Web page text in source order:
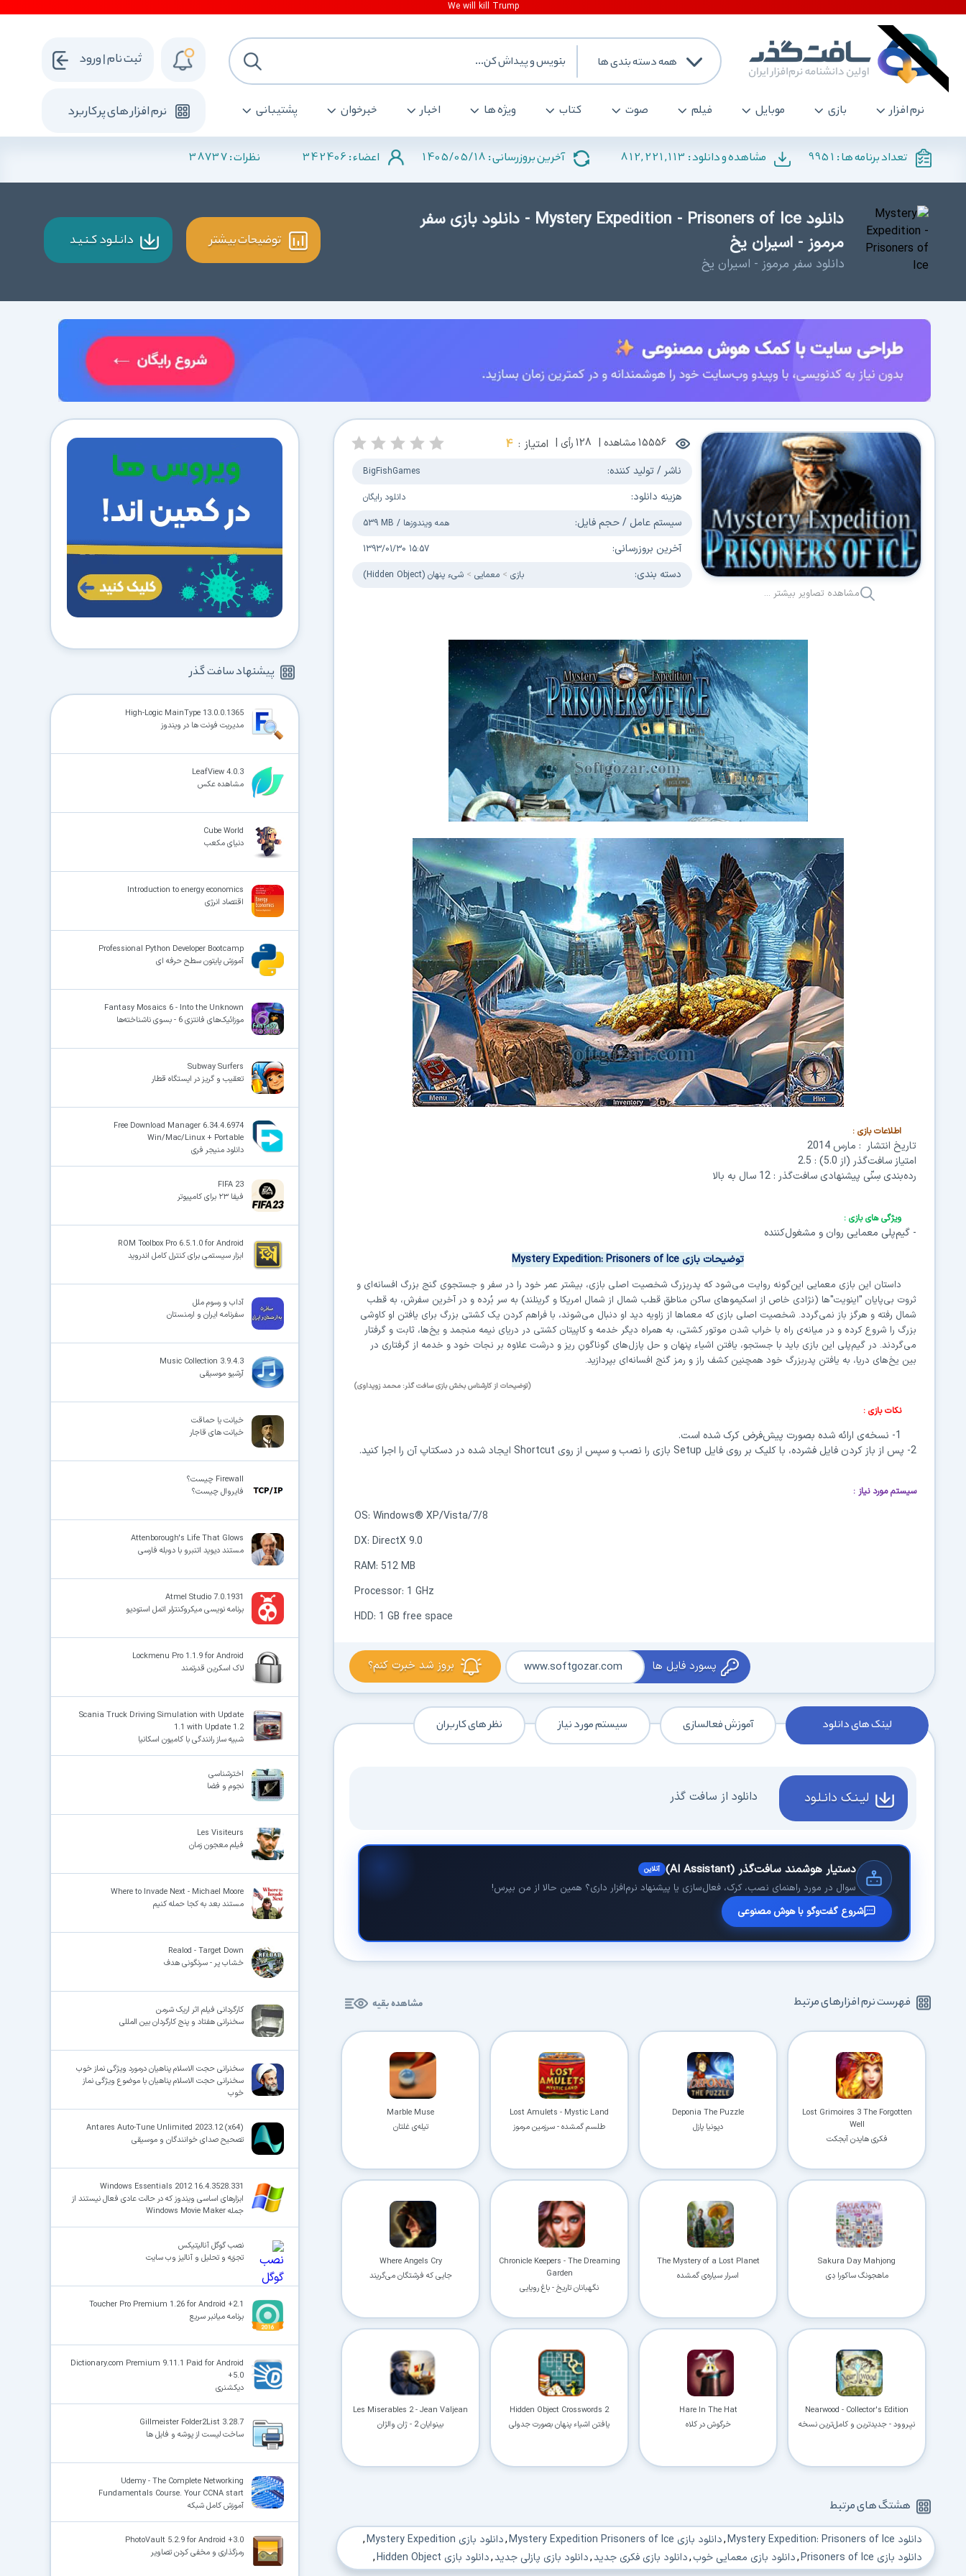
همه دسته بندی ها
نرم افزار بازی موبایل فیلم صوت کتاب ویژه ها اخبار خبرخوان پشتیبانی نرم افزار های پرکاربرد
ثبت نام | ورود
تعداد برنامه ها : 9951 مشاهده و دانلود : 812,221,113 آخرین بروزرسانی : 1405/05/18 اعضاء : 342406 نظرات :38737
دانلود Mystery Expedition - Prisoners of Ice - دانلود بازی سفر
مرموز - اسیران یخ
دانلود سفر مرموز - اسیران یخ
توضیحات بیشتر دانـلـود کـنـیـد
مشاهده تصاویر بیشتر ...
15556مشاهده | 128رأی | امتیاز : 4
ناشر / تولید کننده: BigFishGames
هزینه دانلود: دانلود رایگان
سیستم عامل / حجم فایل: 539 MB / همه ویندوزها
آخرین بروزرسانی: 1393/01/30 15:57
دسته بندی: بازی معمایی شیء پنهان (Hidden Object)
اطلاعات بازی :
تاریخ انتشار : مارس 2014
امتیاز سافت‌گذر (از 5.0) : 2.5
رده‌بندی سِنّی پیشنهادی سافت‌گذر : 12 سال به بالا
ویژگی های بازی :
- گیم‌پلی معمایی روان و مشغول‌کننده
توضیحات بازی Mystery Expedition: Prisoners of Ice
داستان این بازی معمایی این‌گونه روایت می‌شود که پدربزرگ شخصیت اصلی بازی، بیشتر عمر خود را در سفر و جستجوی گنج بزرگ افسانه‌ای و
ثروت بی‌پایان "اینویت"‌ها (نژادی خاص از اسکیموهای ساکن مناطق قطب شمال از شمال امریکا و گرینلند) به سر بُرده و در آخرین سفرش، به قطب
شمال رفته و هرگز باز نمی‌گردد. شخصیت اصلی بازی که معماها از زاویه دید او دنبال می‌شوند، با فراهم کردن یک کشتی بزرگ برای یافتن او کاوشی
بزرگ را شروع کرده و در میانه‌ی راه با خراب شدن موتور کشتی، به همراه دیگر خدمه و کاپیتان کشتی در دریای نیمه منجمد و یخ‌ها، ثابت و گرفتار
می‌گردند. در گیم‌پلی این بازی باید با جستجو، یافتن اشیاء پنهان و حل پازل‌های گوناگونِ ریز و درشت علاوه بر نجات خود و خدمه از گرفتاری در
بین یخ‌های دریا، به یافتن پدربزرگ خود همچنین کشف راز و رمز گنج افسانه‌ای بپردازید.
(توضیحات از کارشناس بخش بازی سافت گذر: محمد زویداوی)
نکات بازی :
1- نسخه‌ی ارائه شده بصورت پیش‌فرض کرک شده است.
2- پس از باز کردن فایل‌ فشرده، با کلیک بر روی فایل
Setup بازی را نصب و سپس از روی Shortcut ایجاد شده در دسکتاپ آن را اجرا کنید.
سیستم مورد نیاز :
OS: Windows® XP/Vista/7/8
DX: DirectX 9.0
RAM: 512 MB
Processor: 1 GHz
HDD: 1 GB free space
بروز شد خبرت کنم؟ پسورد فایل ها www.softgozar.com
لینک های دانلود آموزش فعالسازی سیستم مورد نیاز نظر های کاربران
لیـنـک دانـلـود دانلود از سافت گذر
دستیار هوشمند سافت‌گذر (AI Assistant) آنلاین
سوال در مورد راهنمای نصب، کرک، فعال‌سازی یا پیشنهاد نرم‌افزار داری؟ همین حالا از من بپرس!
شروع گفت‌وگو با هوش مصنوعی
فهرست نرم افزارهای مرتبط مشاهده بقیه
Lost Grimoires 3 The Forgotten
Well
فکری هایدن آبجکت
Deponia The Puzzle
دپونیا پازل
Lost Amulets - Mystic Land
طلسم گمشده - سرزمین مرموز
Marble Muse
تیله‌ی غلتان
Sakura Day Mahjong
ماهجونگ ساکورا دِی
The Mystery of a Lost Planet
اسرار سیاره‌ی گمشده
Chronicle Keepers - The Dreaming
Garden
نگهبانان تاریخ - باغ رویایی
Where Angels Cry
جایی که فرشتگان می‌گریند
Nearwood - Collector's Edition
نیِـروود - جدیدترین و کامل‌ترین نسخه
Hare In The Hat
خرگوش در کلاه
Hidden Object Crosswords 2
یافتن اشیاء پنهان بصورت جدولی
Les Miserables 2 - Jean Valjean
بینوایان 2 - ژان والژان
هشتگ های مرتبط
دانلود Mystery Expedition: Prisoners of Ice ,دانلود بازی Mystery Expedition Prisoners of Ice ,دانلود بازی Mystery Expedition
,
دانلود بازی Prisoners of Ice
,دانلود بازی معمایی خوب,دانلود بازی فکری جدید,دانلود بازی پازلی جدید,دانلود بازی Hidden Object
,
پیشنهاد سافت گذر
High-Logic MainType 13.0.0.1365
مدیریت فونت ها در ویندوز
LeafView 4.0.3
مشاهده عکس
Cube World
دنیای مکعب
Introduction to energy economics
اقتصاد انرژی
Professional Python Developer Bootcamp
آموزش پایتون سطح حرفه ای
Fantasy Mosaics 6 - Into the Unknown
موزائیک‌های فانتزی 6 - بسوی ناشناخته‌ها
Subway Surfers
تعقیب و گریز در ایستگاه قطار
Free Download Manager 6.34.4.6974
Win/Mac/Linux + Portable
دانلود منیجر فری
FIFA 23
فیفا ۲۳ برای کامپیوتر
ROM Toolbox Pro 6.5.1.0 for Android
ابزار سیستمی برای کنترل کامل اندروید
آداب و رسوم ملل
سفرنامه ایران و ارمنستان
Music Collection 3.9.4.3
آرشیو موسیقی
خیانت یا حماقت
خیانت های قاجار
Firewall چیست؟
فایروال چیست؟
Attenborough's Life That Glows
مستند دیوید اتنبرو با دوبله فارسی
Atmel Studio 7.0.1931
برنامه نویسی میکروکنترلر اتمل استودیو
Lockmenu Pro 1.1.9 for Android
لاک اسکرین قدرتمند
Scania Truck Driving Simulation with Update
1.1 with Update 1.2
شبیه ساز رانندگی با کامیون اسکانیا
اخترشناسی
نجوم و فضا
Les Visiteurs
فیلم معجون زمان
Where to Invade Next - Michael Moore
مستند بعد به کجا حمله کنیم
Realod - Target Down
خشاب پر - سرنگونی هدف
کارگردانی فیلم اثر اریک شرمن
سخنرانی هفتاد و پنج کارگردان بین المللی
سخنرانی حجت الاسلام پناهیان درمورد ویژگی نماز خوب
سخنرانی حجت الاسلام پناهیان با موضوع ویژگی نماز
خوب
Antares Auto-Tune Unlimited 2023.12 (x64)
تصحیح صدای خوانندگان و موسیقی
Windows Essentials 2012 16.4.3528.331
ابزارهای اساسی ویندوز که در حالت عادی فعال نیستند از
جمله Windows Movie Maker
نصب گوگل آنالیتیکس
تجزیه و تحلیل و آنالیز وب سایت
Toucher Pro Premium 1.26 for Android +2.1
برنامه میانبر سریع
Dictionary.com Premium 9.11.1 Paid for Android
+5.0
دیکشنری
Gillmeister Folder2List 3.28.7
ساخت لیست از پوشه و فایل ها
Udemy - The Complete Networking
Fundamentals Course. Your CCNA start
آموزش کامل شبکه
PhotoVault 5.2.9 for Android +3.0
رمزگذاری و مخفی کردن تصاویر
15
⭐ بیش از۱۹۰,۰۰۰کاربر عضو ویژه
⭐ با عضویت ویژه، تمام محدودیت‌ها را بردارید:
پاسخ‌گویی فوری به خطاهای نصب، راهنمای خط به‌خط کرک و پیشنهاد نرم‌افزارهای
✓دانلود فوری و بی‌معطلی:حذف کامل صف و زمان انتظار برای تمام فایل‌ها
✓حداکثر سرعت پهنای باند:استفاده از تمام سرعت اینترنت با ۳۲ کانکشن
✓ثبات دانلود (Resume): ادامه دانلود پس از قطع اینترنت و دانلود موازی چند فایل
✓آرشیو کامل نسخه‌ها:دسترسی به تمام نسخه‌های قدیمی نرم‌افزارها